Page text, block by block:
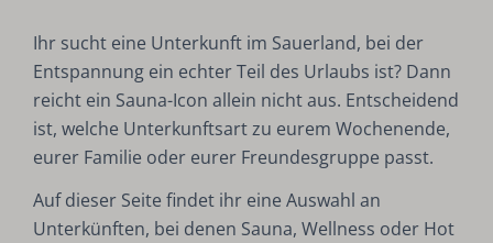
Ihr sucht eine Unterkunft im Sauerland, bei der
Entspannung ein echter Teil des Urlaubs ist? Dann
reicht ein Sauna-Icon allein nicht aus. Entscheidend
ist, welche Unterkunftsart zu eurem Wochenende,
eurer Familie oder eurer Freundesgruppe passt.
Auf dieser Seite findet ihr eine Auswahl an
Unterkünften, bei denen Sauna, Wellness oder Hot